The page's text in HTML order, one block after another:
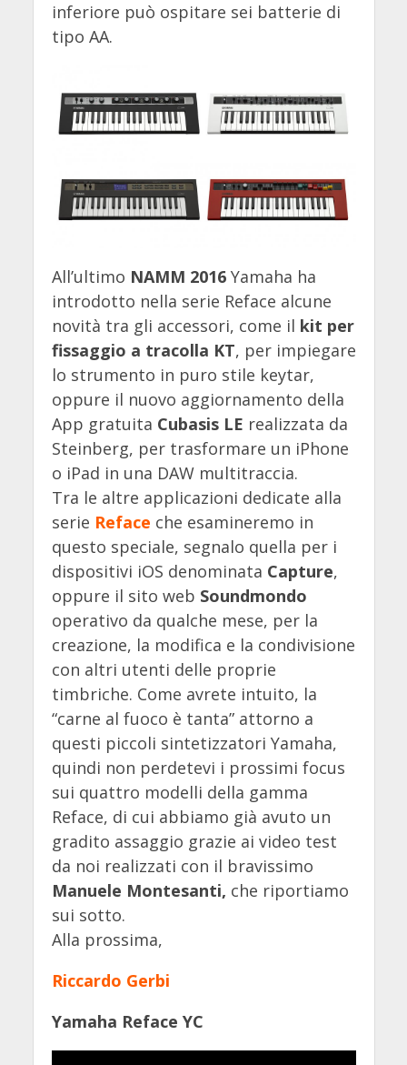
inferiore può ospitare sei batterie di
tipo AA.
All’ultimo NAMM 2016Yamaha ha
introdotto nella serie Reface alcune
novità tra gli accessori, come il kit per
fissaggio a tracolla KT, per impiegare
lo strumento in puro stile keytar,
oppure il nuovo aggiornamento della
App gratuita Cubasis LE realizzata da
Steinberg, per trasformare un iPhone
o iPad in una DAW multitraccia.
Tra le altre applicazioni dedicate alla
serie Reface che esamineremo in
questo speciale, segnalo quella per i
dispositivi iOS denominata Capture,
oppure il sito web Soundmondo
operativo da qualche mese, per la
creazione, la modifica e la condivisione
con altri utenti delle proprie
timbriche. Come avrete intuito, la
“carne al fuoco è tanta” attorno a
questi piccoli sintetizzatori Yamaha,
quindi non perdetevi i prossimi focus
sui quattro modelli della gamma
Reface, di cui abbiamo già avuto un
gradito assaggio grazie ai video test
da noi realizzati con il bravissimo
Manuele Montesanti, che riportiamo
sui sotto.
Alla prossima,
Riccardo Gerbi
Yamaha Reface YC